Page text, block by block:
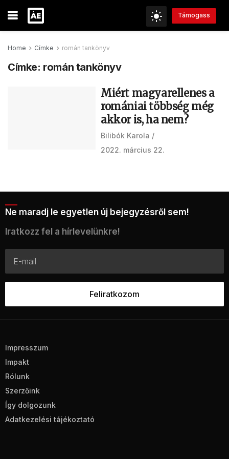
Támogass
Home Címke román tankönyv
Címke: román tankönyv
Miért magyarellenes a
romániai többség még
akkor is, ha nem?
Bilibók Karola
2022. március 22.
Ne maradj le egyetlen új bejegyzésről sem!
Iratkozz fel a hírlevelünkre!
Impresszum
Impakt
Rólunk
Szerzőink
Így dolgozunk
Adatkezelési tájékoztató